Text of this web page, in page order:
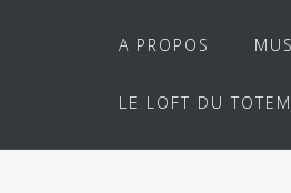
A PROPOS
LE LOFT DU TOTEM